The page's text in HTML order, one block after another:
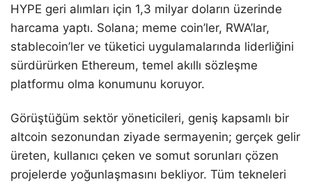
HYPE geri alımları için 1,3 milyar doların üzerinde
harcama yaptı. Solana; meme coin’ler, RWA’lar,
stablecoin’ler ve tüketici uygulamalarında liderliğini
sürdürürken Ethereum, temel akıllı sözleşme
platformu olma konumunu koruyor.
Görüştüğüm sektör yöneticileri, geniş kapsamlı bir
altcoin sezonundan ziyade sermayenin; gerçek gelir
üreten, kullanıcı çeken ve somut sorunları çözen
projelerde yoğunlaşmasını bekliyor. Tüm tekneleri